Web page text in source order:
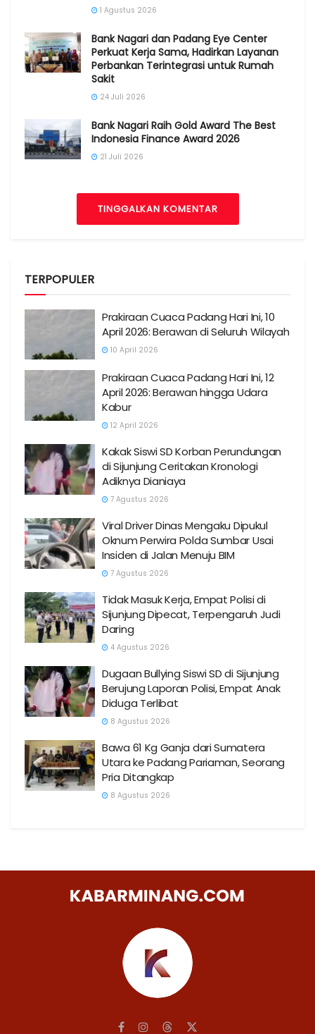
1 Agustus 2026
Bank Nagari dan Padang Eye Center
Perkuat Kerja Sama, Hadirkan Layanan
Perbankan Terintegrasi untuk Rumah
Sakit
24 Juli 2026
Bank Nagari Raih Gold Award The Best
Indonesia Finance Award 2026
21 Juli 2026
TINGGALKAN KOMENTAR
TERPOPULER
Prakiraan Cuaca Padang Hari Ini, 10
April 2026: Berawan di Seluruh Wilayah
10 April 2026
Prakiraan Cuaca Padang Hari Ini, 12
April 2026: Berawan hingga Udara
Kabur
12 April 2026
Kakak Siswi SD Korban Perundungan
di Sijunjung Ceritakan Kronologi
Adiknya Dianiaya
7 Agustus 2026
Viral Driver Dinas Mengaku Dipukul
Oknum Perwira Polda Sumbar Usai
Insiden di Jalan Menuju BIM
7 Agustus 2026
Tidak Masuk Kerja, Empat Polisi di
Sijunjung Dipecat, Terpengaruh Judi
Daring
4 Agustus 2026
Dugaan Bullying Siswi SD di Sijunjung
Berujung Laporan Polisi, Empat Anak
Diduga Terlibat
8 Agustus 2026
Bawa 61 Kg Ganja dari Sumatera
Utara ke Padang Pariaman, Seorang
Pria Ditangkap
8 Agustus 2026